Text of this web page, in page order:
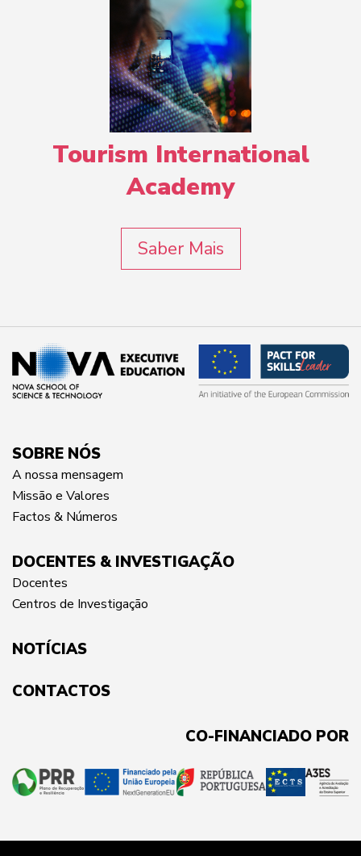
Tourism International
Academy
Saber Mais
SOBRE NÓS
A nossa mensagem
Missão e Valores
Factos & Números
DOCENTES & INVESTIGAÇÃO
Docentes
Centros de Investigação
NOTÍCIAS
CONTACTOS
CO-FINANCIADO POR